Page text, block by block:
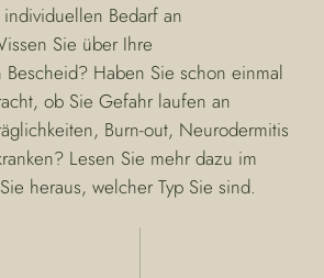
Bedarf an
Sie über Ihre
Haben Sie schon einmal
ob Sie Gefahr laufen an
Burn-out, Neurodermitis
Lesen Sie mehr dazu im
heraus, welcher Typ Sie sind.